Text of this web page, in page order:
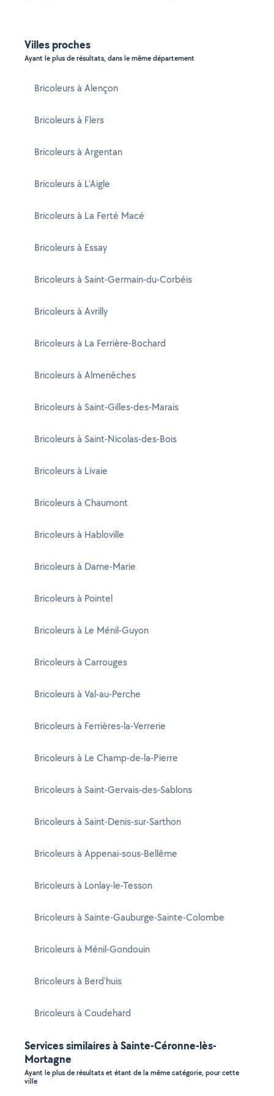
Villes proches
Ayant le plus de résultats, dans le même département
Bricoleurs à Alençon
Bricoleurs à Flers
Bricoleurs à Argentan
Bricoleurs à L'Aigle
Bricoleurs à La Ferté Macé
Bricoleurs à Essay
Bricoleurs à Saint-Germain-du-Corbéis
Bricoleurs à Avrilly
Bricoleurs à La Ferrière-Bochard
Bricoleurs à Almenêches
Bricoleurs à Saint-Gilles-des-Marais
Bricoleurs à Saint-Nicolas-des-Bois
Bricoleurs à Livaie
Bricoleurs à Chaumont
Bricoleurs à Habloville
Bricoleurs à Dame-Marie
Bricoleurs à Pointel
Bricoleurs à Le Ménil-Guyon
Bricoleurs à Carrouges
Bricoleurs à Val-au-Perche
Bricoleurs à Ferrières-la-Verrerie
Bricoleurs à Le Champ-de-la-Pierre
Bricoleurs à Saint-Gervais-des-Sablons
Bricoleurs à Saint-Denis-sur-Sarthon
Bricoleurs à Appenai-sous-Bellême
Bricoleurs à Lonlay-le-Tesson
Bricoleurs à Sainte-Gauburge-Sainte-Colombe
Bricoleurs à Ménil-Gondouin
Bricoleurs à Berd'huis
Bricoleurs à Coudehard
Services similaires à Sainte-Céronne-lès-
Mortagne
Ayant le plus de résultats et étant de la même catégorie, pour cette
ville